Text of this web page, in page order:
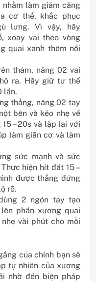
nhằm làm giảm căng
cơ thể, khắc phục
lưng. Vì vậy, hãy
xoay vai theo vòng
quai xanh thêm nổi
thảm, nâng 02 vai
ra. Hãy giữ tư thế
lần.
thẳng, nâng 02 tay
bên và kéo nhẹ về
– 20s và lặp lại với
làm giãn cơ và làm
sức mạnh và sức
hiện hít đất 15 –
được thẳng đứng
rõ.
2 ngón tay tạo
phần xương quai
vài phút cho mỗi
của chính bạn sẽ
tự nhiên của xương
nhờ đến biện pháp